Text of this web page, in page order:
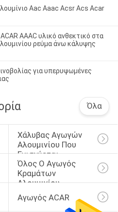
Aac Aaac Acsr Acs Acar
AAAC υλικό ανθεκτικό στα
ρεύμα άνω κάλυψης
για υπερυψωμένες
Όλα
Χάλυβας Αγωγών
Αλουμινίου Που
Ενισχύεται
Όλος Ο Αγωγός
Κραμάτων
Αλουμινίου
Αγωγός ACAR